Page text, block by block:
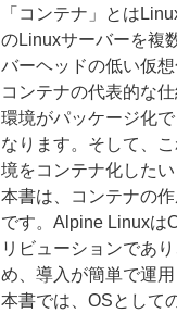
「コンテナ」とは
のLinuxサーバーを複
バーヘッドの低い仮想
コンテナの代表的な
環境がパッケージ化
なります。そして、
境をコンテナ化した
本書は、コンテナの
です。Alpine Linuxは
リビューションであ
め、導入が簡単で運
本書では、OSとして